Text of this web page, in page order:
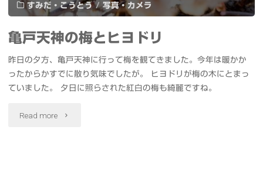
すみだ・こうとう / 写真・カメラ
亀戸天神の梅とヒヨドリ
昨日の夕方、亀戸天神に行って梅を観てきました。今年は暖かか
ったからかすでに散り気味でしたが。 ヒヨドリが梅の木にとまっ
ていました。 夕日に照らされた紅白の梅も綺麗ですね。
Read more "亀